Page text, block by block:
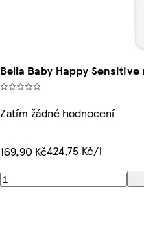
Bella Baby Happy
Zatím žádné hodnocení
169,90 Kč424,75 Kč/l